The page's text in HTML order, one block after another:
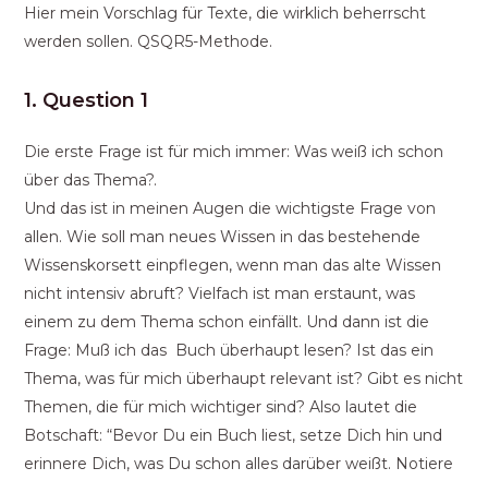
Hier mein Vorschlag für Texte, die wirklich beherrscht
werden sollen. QSQR5-Methode.
1. Question 1
Die erste Frage ist für mich immer: Was weiß ich schon
über das Thema?.
Und das ist in meinen Augen die wichtigste Frage von
allen. Wie soll man neues Wissen in das bestehende
Wissenskorsett einpflegen, wenn man das alte Wissen
nicht intensiv abruft? Vielfach ist man erstaunt, was
einem zu dem Thema schon einfällt. Und dann ist die
Frage: Muß ich das Buch überhaupt lesen? Ist das ein
Thema, was für mich überhaupt relevant ist? Gibt es nicht
Themen, die für mich wichtiger sind? Also lautet die
Botschaft: “Bevor Du ein Buch liest, setze Dich hin und
erinnere Dich, was Du schon alles darüber weißt. Notiere